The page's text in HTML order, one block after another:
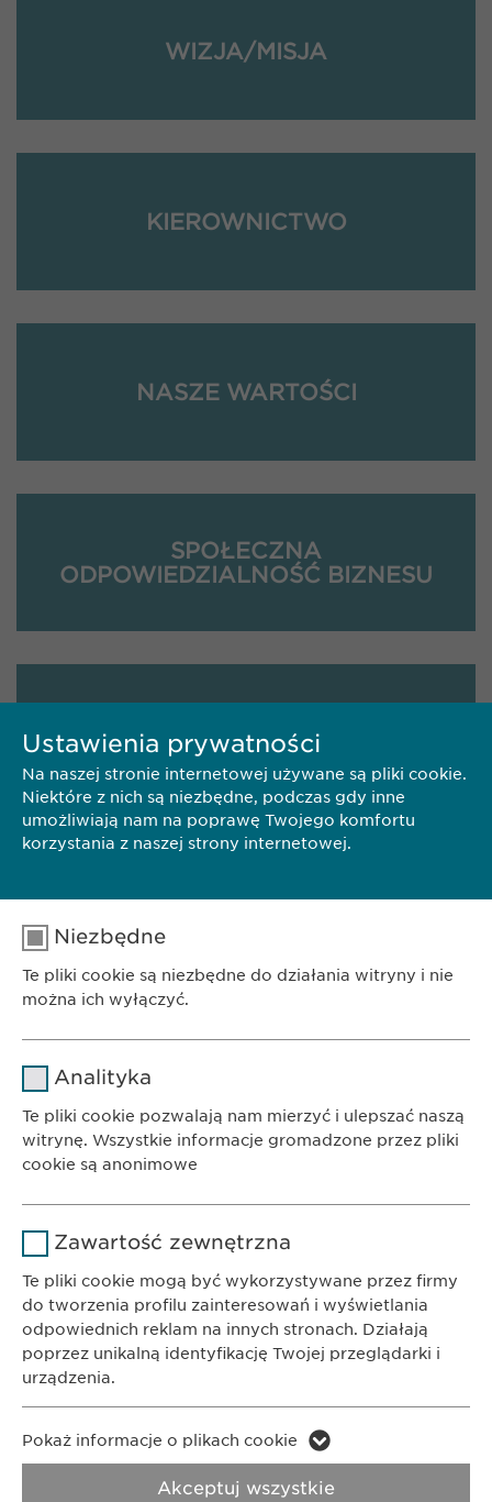
WIZJA/MISJA
KIEROWNICTWO
NASZE WARTOŚCI
SPOŁECZNA
ODPOWIEDZIALNOŚĆ BIZNESU
NASZA STRATEGIA
OBSZAR DZIAŁALNOŚCI
ul. Leszno 14
01-192 Warszawa
KONTAKT
Telefon: +48 22 620 11 71
Polityka
Prywatności
Polityka cookie
Ustawienia prywatności
Na naszej stronie internetowej używane są pliki cookie.
Niektóre z nich są niezbędne, podczas gdy inne
umożliwiają nam na poprawę Twojego komfortu
korzystania z naszej strony internetowej.
Niezbędne
Te pliki cookie są niezbędne do działania witryny i nie
można ich wyłączyć.
Czas
trwania
1 rok
Powód
na pliki cookie.
Analityka
Te pliki cookie pozwalają nam mierzyć i ulepszać naszą
witrynę. Wszystkie informacje gromadzone przez pliki
cookie są anonimowe
trwania
1 day
Nazwa vuid
Zawartość zewnętrzna
Te pliki cookie mogą być wykorzystywane przez firmy
do tworzenia profilu zainteresowań i wyświetlania
odpowiednich reklam na innych stronach. Działają
poprzez unikalną identyfikację Twojej przeglądarki i
urządzenia.
Nazwa LinkedIn
LinkedIn
Pokaż informacje o plikach cookie
Akceptuj wszystkie